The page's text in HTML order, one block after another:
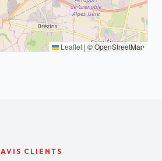
Leaflet | © OpenStreetMap
AVIS CLIENTS